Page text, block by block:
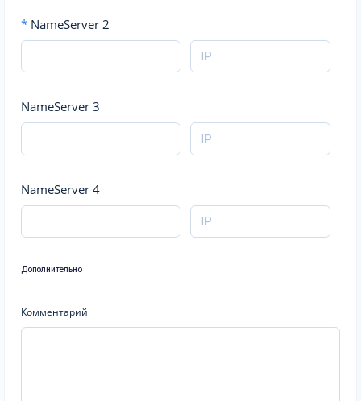
* NameServer 2
NameServer 3
NameServer 4
Дополнительно
Комментарий